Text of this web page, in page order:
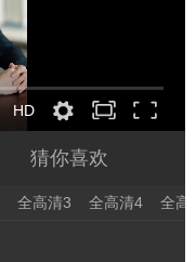
HD
猜你喜欢
全高清3 全高清4 全高